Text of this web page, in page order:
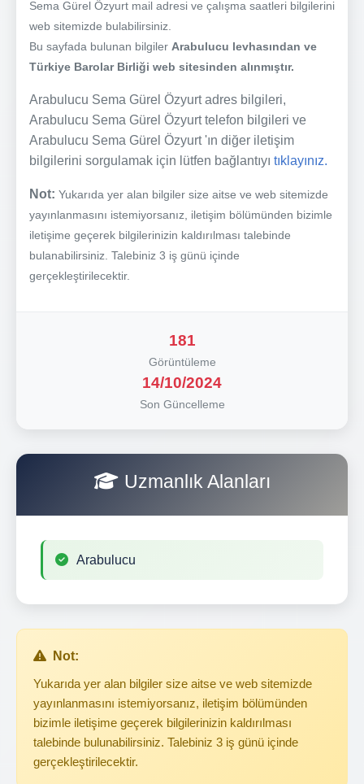
Sema Gürel Özyurt mail adresi ve çalışma saatleri bilgilerini
web sitemizde bulabilirsiniz.
Bu sayfada bulunan bilgiler Arabulucu levhasından ve
Türkiye Barolar Birliği web sitesinden alınmıştır.
Arabulucu Sema Gürel Özyurt adres bilgileri,
Arabulucu Sema Gürel Özyurt telefon bilgileri ve
Arabulucu Sema Gürel Özyurt 'ın diğer iletişim
bilgilerini sorgulamak için lütfen bağlantıyı tıklayınız.
Not: Yukarıda yer alan bilgiler size aitse ve web sitemizde
yayınlanmasını istemiyorsanız, iletişim bölümünden bizimle
iletişime geçerek bilgilerinizin kaldırılması talebinde
bulanabilirsiniz. Talebiniz 3 iş günü içinde
gerçekleştirilecektir.
181
Görüntüleme
14/10/2024
Son Güncelleme
Uzmanlık Alanları
Arabulucu
Not:
Yukarıda yer alan bilgiler size aitse ve web sitemizde
yayınlanmasını istemiyorsanız, iletişim bölümünden
bizimle iletişime geçerek bilgilerinizin kaldırılması
talebinde bulunabilirsiniz. Talebiniz 3 iş günü içinde
gerçekleştirilecektir.